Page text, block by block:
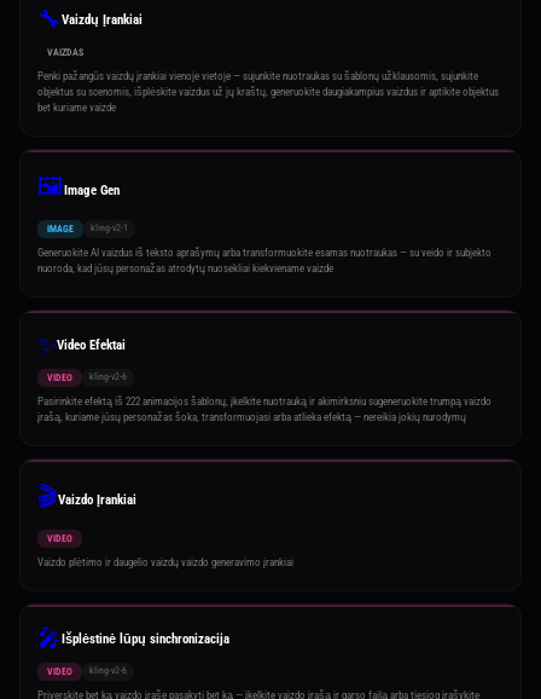
🔧Vaizdų Įrankiai
VAIZDAS
Penki pažangūs vaizdų įrankiai vienoje vietoje — sujunkite nuotraukas su šablonų užklausomis, sujunkite
objektus su scenomis, išplėskite vaizdus už jų kraštų, generuokite daugiakampius vaizdus ir aptikite objektus
bet kuriame vaizde
🖼️Image Gen
IMAGE kling-v2-1
Generuokite AI vaizdus iš teksto aprašymų arba transformuokite esamas nuotraukas — su veido ir subjekto
nuoroda, kad jūsų personažas atrodytų nuosekliai kiekviename vaizde
✨Video Efektai
VIDEO kling-v2-6
Pasirinkite efektą iš 222 animacijos šablonų, įkelkite nuotrauką ir akimirksniu sugeneruokite trumpą vaizdo
įrašą, kuriame jūsų personažas šoka, transformuojasi arba atlieka efektą — nereikia jokių nurodymų
🎬Vaizdo Įrankiai
VIDEO
Vaizdo plėtimo ir daugelio vaizdų vaizdo generavimo įrankiai
🎤Išplėstinė lūpų sinchronizacija
VIDEO kling-v2-6
Priverskite bet ką vaizdo įraše pasakyti bet ką — įkelkite vaizdo įrašą ir garso failą arba tiesiog įrašykite